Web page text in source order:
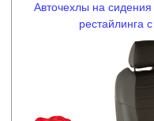
Авточехлы на
рестайлинга